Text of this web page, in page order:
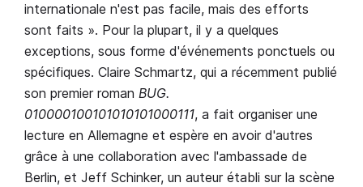
internationale n'est pas facile, mais des efforts
sont faits ». Pour la plupart, il y a quelques
exceptions, sous forme d'événements ponctuels ou
spécifiques. Claire Schmartz, qui a récemment publié
son premier roman BUG.
010000100101010101000111, a fait organiser une
lecture en Allemagne et espère en avoir d'autres
grâce à une collaboration avec l'ambassade de
Berlin, et Jeff Schinker, un auteur établi sur la scène